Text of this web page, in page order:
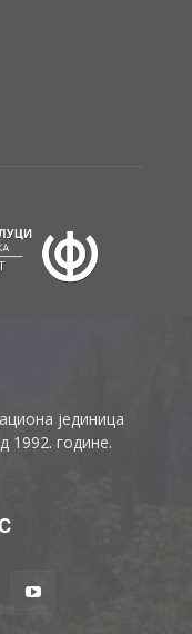
јединица
1992. године.